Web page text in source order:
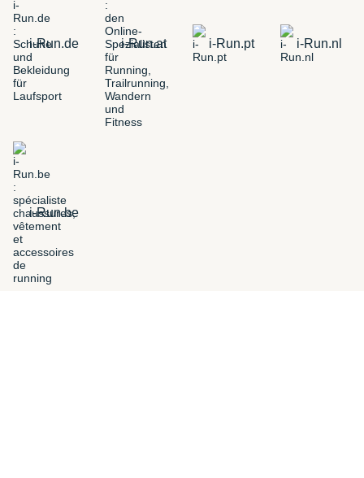
i-Run.de i-Run.at i-Run.pt i-Run.nl
i-Run.be